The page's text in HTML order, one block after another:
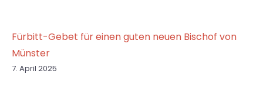
Fürbitt-Gebet für einen guten neuen Bischof von
Münster
7. April 2025